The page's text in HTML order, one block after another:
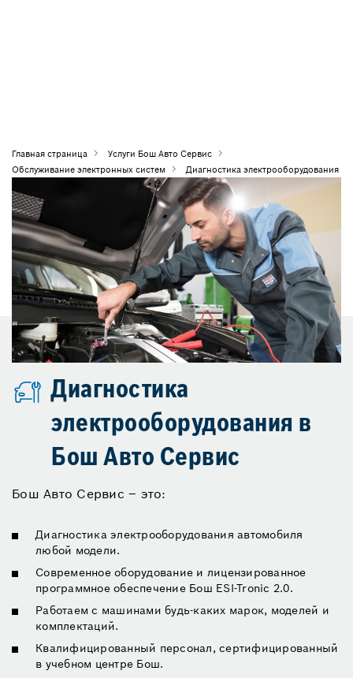
Главная страница
Услуги Бош Авто Сервис
Обслуживание электронных систем
Диагностика электрооборудования
Диагностика
электрооборудования в
Бош Авто Сервис
Бош Авто Сервис – это:
Диагностика электрооборудования автомобиля
любой модели.
Современное оборудование и лицензированное
программное обеспечение Бош ESI-Tronic 2.0.
Работаем с машинами будь-каких марок, моделей и
комплектаций.
Квалифицированный персонал, сертифицированный
в учебном центре Бош.